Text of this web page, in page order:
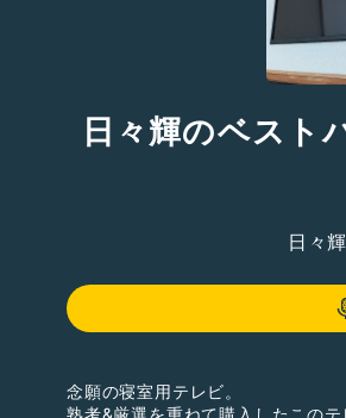
日々輝のベス
日々
念願の寝室用テレビ。
熟考&厳選を重ねて購入したこの